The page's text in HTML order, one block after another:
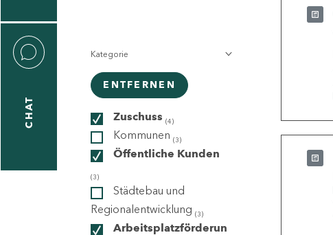
CHAT
Kategorie
ENTFERNEN
Zuschuss (4)
Kommunen (3)
Öffentliche Kunden
(3)
Städtebau und
Regionalentwicklung (3)
Arbeitsplatzförderun